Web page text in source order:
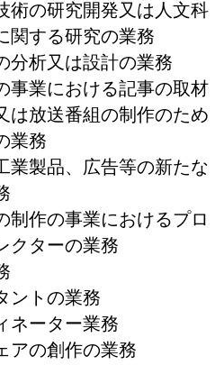
の研究開発又は人文科
関する研究の業務
析又は設計の業務
業における記事の取材
は放送番組の制作のため
業務
製品、広告等の新たな
作の事業におけるプロ
クターの業務
ントの業務
ネーター業務
アの創作の業務